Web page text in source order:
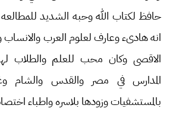
حافظ لكتاب الله وحبه الشديد
انه هادىء وعارف لعلوم العرب
الاقصى وكان محب للعلم والطلاب
المدارس في مصر والقدس والشام
بالمستشفيات وزودها بلاسره واطباء